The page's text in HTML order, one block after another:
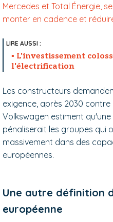
Mercedes et Total Énergie,
monter en cadence et
L'investissement
l'électrification
Les constructeurs
exigence, après 2030 contre
Volkswagen estiment
pénaliserait les groupes qui
massivement dans des
européennes.
Une autre définition
européenne